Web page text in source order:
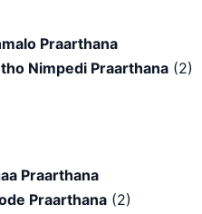
Praarthana
Nimpedi Praarthana (2)
Praarthana
Praarthana (2)